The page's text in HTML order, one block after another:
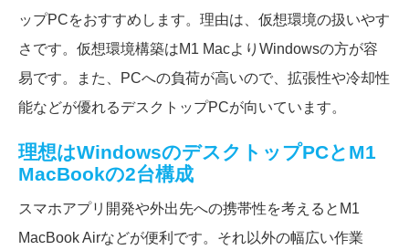
ップPCをおすすめします。理由は、仮想環境の扱いやす
さです。仮想環境構築はM1 MacよりWindowsの方が容
易です。また、PCへの負荷が高いので、拡張性や冷却性
能などが優れるデスクトップPCが向いています。
理想はWindowsのデスクトップPCとM1
MacBookの2台構成
スマホアプリ開発や外出先への携帯性を考えるとM1
MacBook Airなどが便利です。それ以外の幅広い作業